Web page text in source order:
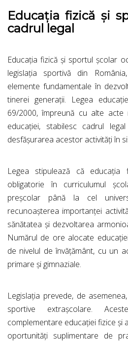
Educația fizică și
cadrul legal
Educația fizică și sportul școlar
legislația sportivă din
elemente fundamentale în
tinerei generații. Legea
69/2000, împreună cu alte acte
educației, stabilesc cadrul
desfășurarea acestor activități în
Legea stipulează că
obligatorie în curriculumul
preșcolar până la cel
recunoașterea importanței
sănătatea și dezvoltarea
Numărul de ore alocate
de nivelul de învățământ, cu un
primare și gimnaziale.
Legislația prevede, de
sportive extrașcolare.
complementare educației fizice și
oportunități suplimentare de